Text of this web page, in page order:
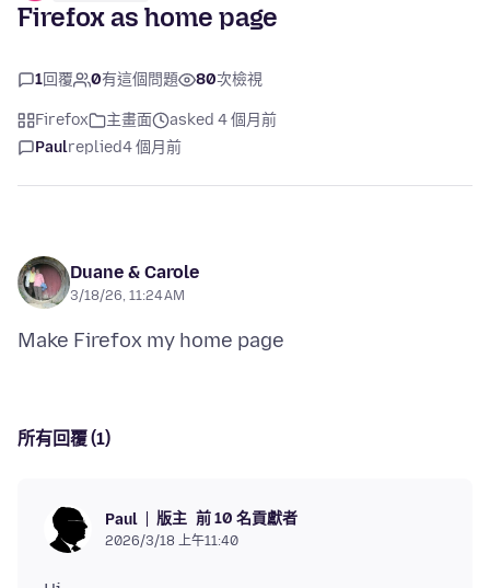
Firefox as home page
1回覆 0有這個問題 80次檢視
Firefox 主畫面
asked 4 個月前
Paulreplied4 個月前
Duane & Carole
3/18/26, 11:24 AM
所有回覆 (1)
Paul 版主 前 10 名貢獻者
2026/3/18 上午11:40